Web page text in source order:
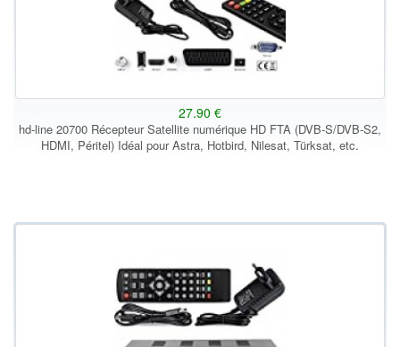
27.90 €
hd-line 20700 Récepteur Satellite numérique HD FTA (DVB-S/DVB-S2,
HDMI, Péritel) Idéal pour Astra, Hotbird, Nilesat, Türksat, etc.